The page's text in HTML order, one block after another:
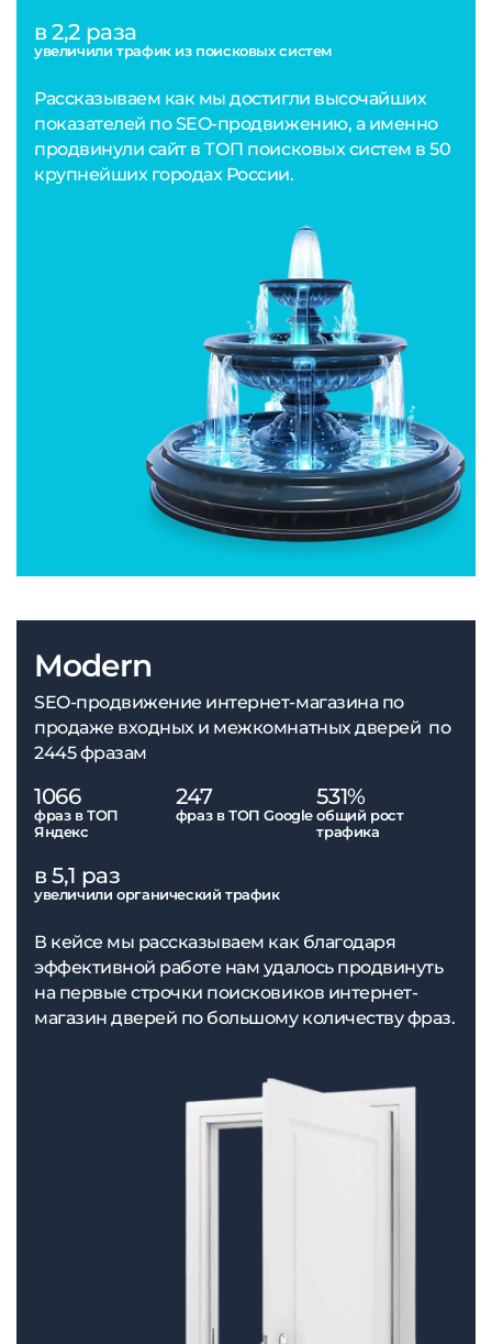
в 2,2 раза
увеличили трафик из поисковых систем
Рассказываем как мы достигли высочайших
показателей по SEO-продвижению, а именно
продвинули сайт в ТОП поисковых систем в 50
крупнейших городах России.
Modern
SEO-продвижение интернет-магазина по
продаже входных и межкомнатных дверей по
2445 фразам
1066
фраз в ТОП
Яндекс
247
фраз в ТОП Google
531%
общий рост
трафика
в 5,1 раз
увеличили органический трафик
В кейсе мы рассказываем как благодаря
эффективной работе нам удалось продвинуть
на первые строчки поисковиков интернет-
магазин дверей по большому количеству фраз.